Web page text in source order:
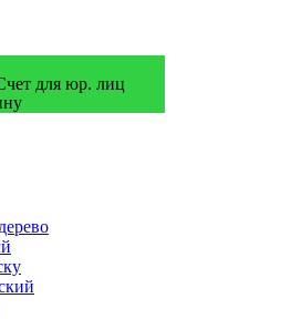
для юр. лиц